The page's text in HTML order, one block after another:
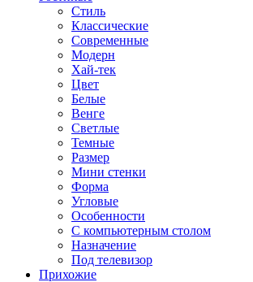
Стиль
Классические
Современные
Модерн
Хай-тек
Цвет
Белые
Венге
Светлые
Темные
Размер
Мини стенки
Форма
Угловые
Особенности
С компьютерным столом
Назначение
Под телевизор
Прихожие